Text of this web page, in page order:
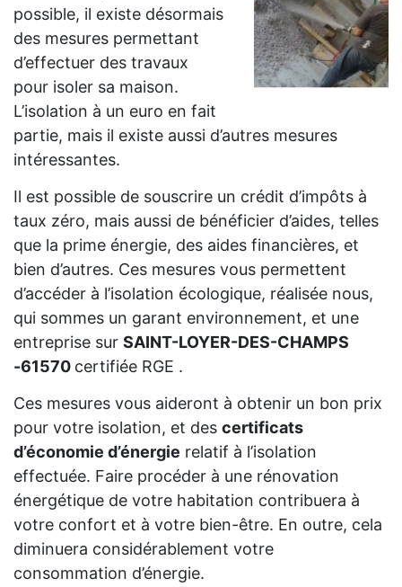
possible, il existe désormais
des mesures permettant
d’effectuer des travaux
pour isoler sa maison.
L’isolation à un euro en fait
partie, mais il existe aussi d’autres mesures
intéressantes.
Il est possible de souscrire un crédit d’impôts à
taux zéro, mais aussi de bénéficier d’aides, telles
que la prime énergie, des aides financières, et
bien d’autres. Ces mesures vous permettent
d’accéder à l’isolation écologique, réalisée nous,
qui sommes un garant environnement, et une
entreprise sur SAINT-LOYER-DES-CHAMPS
-61570 certifiée RGE .
Ces mesures vous aideront à obtenir un bon prix
pour votre isolation, et des certificats
d’économie d’énergie relatif à l’isolation
effectuée. Faire procéder à une rénovation
énergétique de votre habitation contribuera à
votre confort et à votre bien-être. En outre, cela
diminuera considérablement votre
consommation d’énergie.